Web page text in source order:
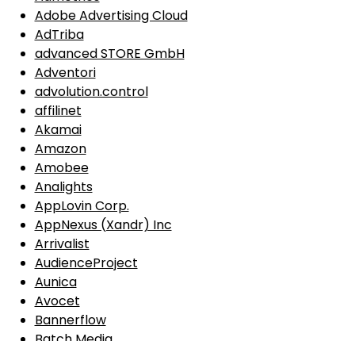
Adobe Advertising Cloud
AdTriba
advanced STORE GmbH
Adventori
advolution.control
affilinet
Akamai
Amazon
Amobee
Analights
AppLovin Corp.
AppNexus (Xandr) Inc
Arrivalist
AudienceProject
Aunica
Avocet
Bannerflow